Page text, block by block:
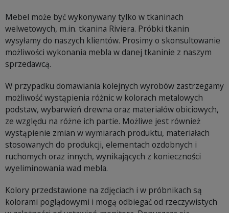
Mebel może być wykonywany tylko w tkaninach
welwetowych, m.in. tkanina Riviera. Próbki tkanin
wysyłamy do naszych klientów. Prosimy o skonsultowanie
możliwości wykonania mebla w danej tkaninie z naszym
sprzedawcą.
W przypadku domawiania kolejnych wyrobów zastrzegamy
możliwość wystąpienia różnic w kolorach metalowych
podstaw, wybarwień drewna oraz materiałów obiciowych,
ze względu na różne ich partie. Możliwe jest również
wystąpienie zmian w wymiarach produktu, materiałach
stosowanych do produkcji, elementach ozdobnych i
ruchomych oraz innych, wynikających z konieczności
wyeliminowania wad mebla.
Kolory przedstawione na zdjęciach i w próbnikach są
kolorami poglądowymi i mogą odbiegać od rzeczywistych